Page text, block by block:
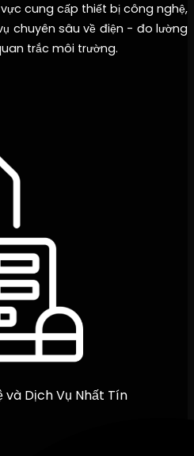
cung cấp thiết bị công nghệ,
chuyên sâu về điện - đo lường
trắc môi trường.
và Dịch Vụ Nhất Tín